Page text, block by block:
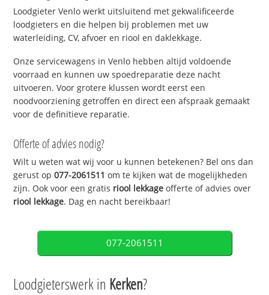
Loodgieter Venlo werkt uitsluitend met gekwalificeerde
loodgieters en die helpen bij problemen met uw
waterleiding, CV, afvoer en riool en daklekkage.
Onze servicewagens in Venlo hebben altijd voldoende
voorraad en kunnen uw spoedreparatie deze nacht
uitvoeren. Voor grotere klussen wordt eerst een
noodvoorziening getroffen en direct een afspraak gemaakt
voor de definitieve reparatie.
Offerte of advies nodig?
Wilt u weten wat wij voor u kunnen betekenen? Bel ons dan
gerust op077-2061511 om te kijken wat de mogelijkheden
zijn. Ook voor een gratis riool lekkage offerte of advies over
riool lekkage. Dag en nacht bereikbaar!
077-2061511
Loodgieterswerk in Kerken?